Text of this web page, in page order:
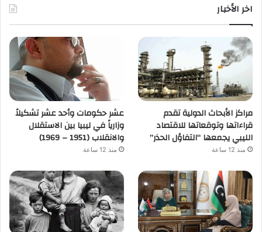
اخر الأخبار
مراكز الأبحاث الدولية تقدم
قراءاتها وتوقعاتها للاقتصاد
الليبي يجمعها “التفاؤل الحذر”
منذ 12 ساعة
عشر حكومات وأحد عشر تشكيلاً
وزارياً في ليبيا بين الاستقلال
والانقلاب (1951 – 1969)
منذ 12 ساعة